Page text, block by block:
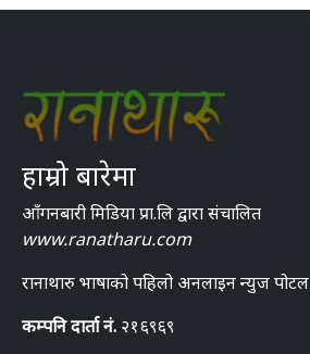
हाम्रो बारेमा
आँगनबारी मिडिया प्रा.लि द्वारा संचालित
www.ranatharu.com
रानाथारु भाषाको पहिलो अनलाइन न्युज पोटल
कम्पनि दार्ता नं. २१६९६९